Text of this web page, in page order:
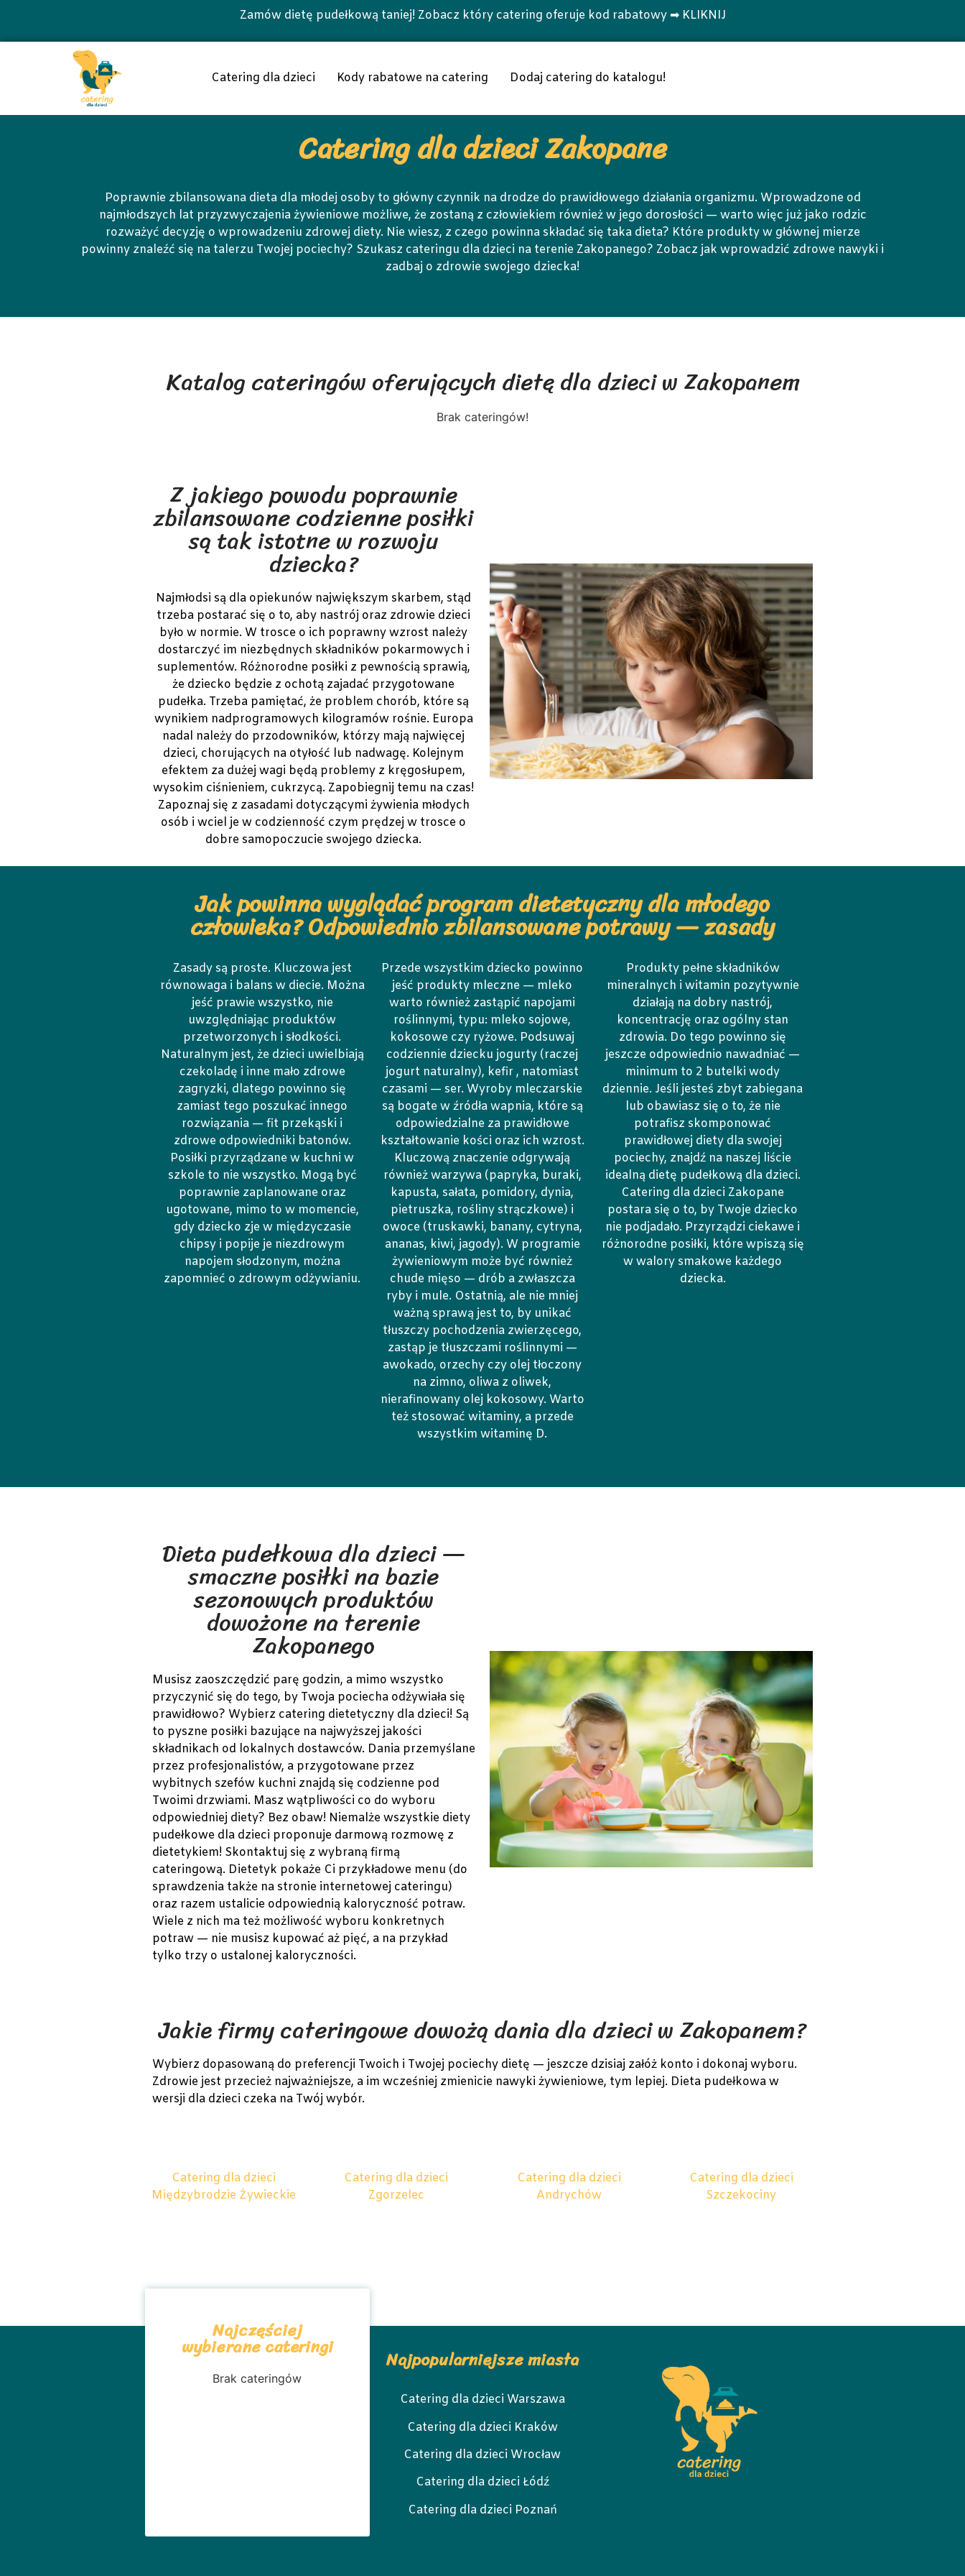
Zamów dietę pudełkową taniej! Zobacz który catering oferuje kod rabatowy ➡ KLIKNIJ
Catering dla dzieci Kody rabatowe na catering Dodaj catering do katalogu!
Catering dla dzieci Zakopane
Poprawnie zbilansowana dieta dla młodej osoby to główny czynnik na drodze do prawidłowego działania organizmu. Wprowadzone od
najmłodszych lat przyzwyczajenia żywieniowe możliwe, że zostaną z człowiekiem również w jego dorosłości — warto więc już jako rodzic
rozważyć decyzję o wprowadzeniu zdrowej diety. Nie wiesz, z czego powinna składać się taka dieta? Które produkty w głównej mierze
powinny znaleźć się na talerzu Twojej pociechy? Szukasz cateringu dla dzieci na terenie Zakopanego? Zobacz jak wprowadzić zdrowe nawyki i
zadbaj o zdrowie swojego dziecka!
Katalog cateringów oferujących dietę dla dzieci w Zakopanem
Brak cateringów!
Z jakiego powodu poprawnie
zbilansowane codzienne posiłki
są tak istotne w rozwoju
dziecka?
Najmłodsi są dla opiekunów największym skarbem, stąd
trzeba postarać się o to, aby nastrój oraz zdrowie dzieci
było w normie. W trosce o ich poprawny wzrost należy
dostarczyć im niezbędnych składników pokarmowych i
suplementów. Różnorodne posiłki z pewnością sprawią,
że dziecko będzie z ochotą zajadać przygotowane
pudełka. Trzeba pamiętać, że problem chorób, które są
wynikiem nadprogramowych kilogramów rośnie. Europa
nadal należy do przodowników, którzy mają najwięcej
dzieci, chorujących na otyłość lub nadwagę. Kolejnym
efektem za dużej wagi będą problemy z kręgosłupem,
wysokim ciśnieniem, cukrzycą. Zapobiegnij temu na czas!
Zapoznaj się z zasadami dotyczącymi żywienia młodych
osób i wciel je w codzienność czym prędzej w trosce o
dobre samopoczucie swojego dziecka.
Jak powinna wyglądać program dietetyczny dla młodego
człowieka? Odpowiednio zbilansowane potrawy — zasady
Zasady są proste. Kluczowa jest
równowaga i balans w diecie. Można
jeść prawie wszystko, nie
uwzględniając produktów
przetworzonych i słodkości.
Naturalnym jest, że dzieci uwielbiają
czekoladę i inne mało zdrowe
zagryzki, dlatego powinno się
zamiast tego poszukać innego
rozwiązania — fit przekąski i
zdrowe odpowiedniki batonów.
Posiłki przyrządzane w kuchni w
szkole to nie wszystko. Mogą być
poprawnie zaplanowane oraz
ugotowane, mimo to w momencie,
gdy dziecko zje w międzyczasie
chipsy i popije je niezdrowym
napojem słodzonym, można
zapomnieć o zdrowym odżywianiu.
Przede wszystkim dziecko powinno
jeść produkty mleczne — mleko
warto również zastąpić napojami
roślinnymi, typu: mleko sojowe,
kokosowe czy ryżowe. Podsuwaj
codziennie dziecku jogurty (raczej
jogurt naturalny), kefir , natomiast
czasami — ser. Wyroby mleczarskie
są bogate w źródła wapnia, które są
odpowiedzialne za prawidłowe
kształtowanie kości oraz ich wzrost.
Kluczową znaczenie odgrywają
również warzywa (papryka, buraki,
kapusta, sałata, pomidory, dynia,
pietruszka, rośliny strączkowe) i
owoce (truskawki, banany, cytryna,
ananas, kiwi, jagody). W programie
żywieniowym może być również
chude mięso — drób a zwłaszcza
ryby i mule. Ostatnią, ale nie mniej
ważną sprawą jest to, by unikać
tłuszczy pochodzenia zwierzęcego,
zastąp je tłuszczami roślinnymi —
awokado, orzechy czy olej tłoczony
na zimno, oliwa z oliwek,
nierafinowany olej kokosowy. Warto
też stosować witaminy, a przede
wszystkim witaminę D.
Produkty pełne składników
mineralnych i witamin pozytywnie
działają na dobry nastrój,
koncentrację oraz ogólny stan
zdrowia. Do tego powinno się
jeszcze odpowiednio nawadniać —
minimum to 2 butelki wody
dziennie. Jeśli jesteś zbyt zabiegana
lub obawiasz się o to, że nie
potrafisz skomponować
prawidłowej diety dla swojej
pociechy, znajdź na naszej liście
idealną dietę pudełkową dla dzieci.
Catering dla dzieci Zakopane
postara się o to, by Twoje dziecko
nie podjadało. Przyrządzi ciekawe i
różnorodne posiłki, które wpiszą się
w walory smakowe każdego
dziecka.
Dieta pudełkowa dla dzieci —
smaczne posiłki na bazie
sezonowych produktów
dowożone na terenie
Zakopanego
Musisz zaoszczędzić parę godzin, a mimo wszystko
przyczynić się do tego, by Twoja pociecha odżywiała się
prawidłowo? Wybierz catering dietetyczny dla dzieci! Są
to pyszne posiłki bazujące na najwyższej jakości
składnikach od lokalnych dostawców. Dania przemyślane
przez profesjonalistów, a przygotowane przez
wybitnych szefów kuchni znajdą się codzienne pod
Twoimi drzwiami. Masz wątpliwości co do wyboru
odpowiedniej diety? Bez obaw! Niemalże wszystkie diety
pudełkowe dla dzieci proponuje darmową rozmowę z
dietetykiem! Skontaktuj się z wybraną firmą
cateringową. Dietetyk pokaże Ci przykładowe menu (do
sprawdzenia także na stronie internetowej cateringu)
oraz razem ustalicie odpowiednią kaloryczność potraw.
Wiele z nich ma też możliwość wyboru konkretnych
potraw — nie musisz kupować aż pięć, a na przykład
tylko trzy o ustalonej kaloryczności.
Jakie firmy cateringowe dowożą dania dla dzieci w Zakopanem?
Wybierz dopasowaną do preferencji Twoich i Twojej pociechy dietę — jeszcze dzisiaj załóż konto i dokonaj wyboru.
Zdrowie jest przecież najważniejsze, a im wcześniej zmienicie nawyki żywieniowe, tym lepiej. Dieta pudełkowa w
wersji dla dzieci czeka na Twój wybór.
Catering dla dzieci
Międzybrodzie Żywieckie
Catering dla dzieci
Zgorzelec
Catering dla dzieci
Andrychów
Catering dla dzieci
Szczekociny
Najczęściej
wybierane cateringi
Brak cateringów
Najpopularniejsze miasta
Catering dla dzieci Warszawa
Catering dla dzieci Kraków
Catering dla dzieci Wrocław
Catering dla dzieci Łódź
Catering dla dzieci Poznań